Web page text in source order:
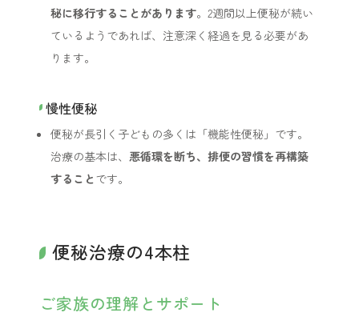
秘に移行することがあります。2週間以上便秘が続い
ているようであれば、注意深く経過を見る必要があ
ります。
慢性便秘
便秘が長引く子どもの多くは「機能性便秘」です。
治療の基本は、悪循環を断ち、排便の習慣を再構築
することです。
便秘治療の4本柱
ご家族の理解とサポート